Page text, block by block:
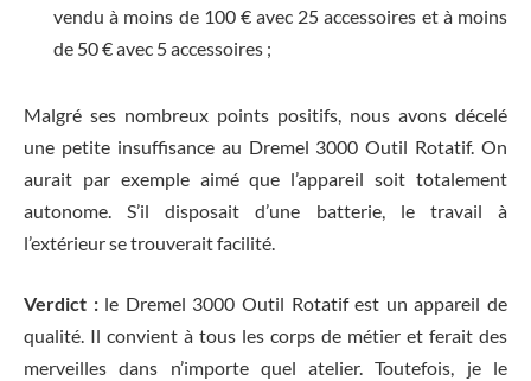
vendu à moins de 100 € avec 25 accessoires et à moins
de 50 € avec 5 accessoires ;
Malgré ses nombreux points positifs, nous avons décelé
une petite insuffisance au Dremel 3000 Outil Rotatif. On
aurait par exemple aimé que l’appareil soit totalement
autonome. S’il disposait d’une batterie, le travail à
l’extérieur se trouverait facilité.
Verdict :le Dremel 3000 Outil Rotatif est un appareil de
qualité. Il convient à tous les corps de métier et ferait des
merveilles dans n’importe quel atelier. Toutefois, je le